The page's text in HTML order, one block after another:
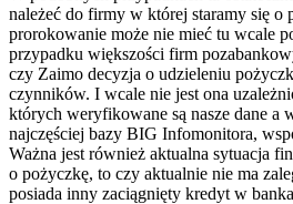
należeć do firmy w której staramy się o
prorokowanie może nie mieć tu wcale
przypadku większości firm
czy Zaimo decyzja o udzieleniu
czynników. I wcale nie jest ona
których weryfikowane są nasze dane a
najczęściej bazy BIG Infomonitora,
Ważna jest również aktualna sytuacja
o pożyczkę, to czy aktualnie nie ma
posiada inny zaciągnięty kredyt w